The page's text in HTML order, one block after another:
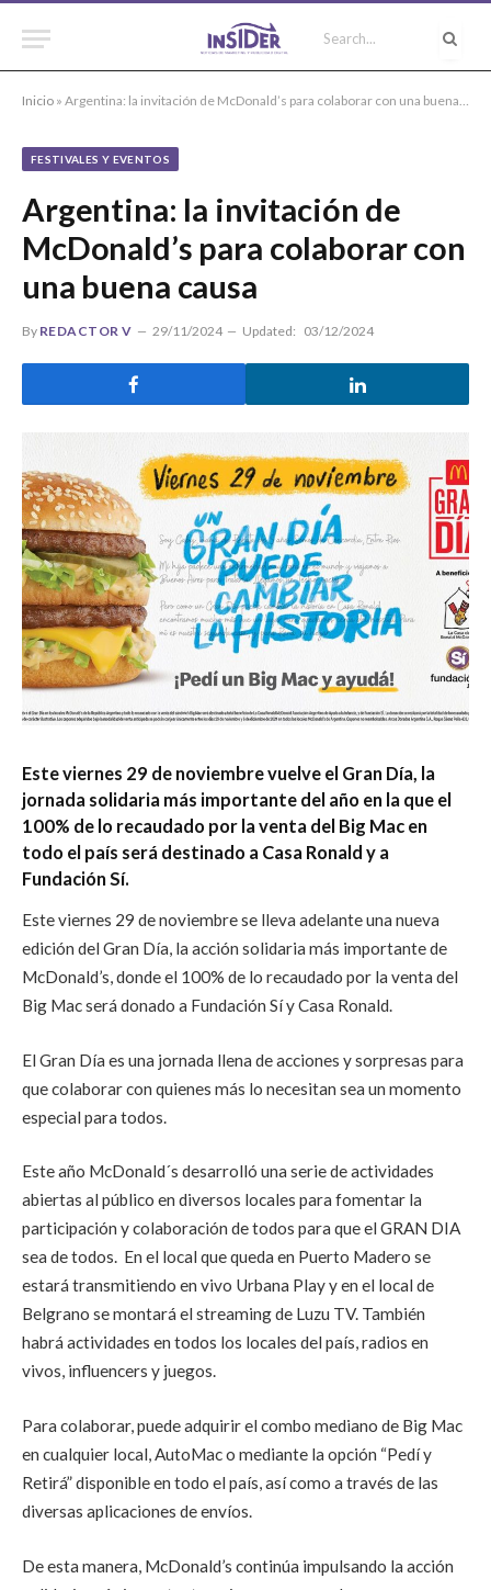
Inicio » Argentina: la invitación de McDonald’s para colaborar con una buena causa
FESTIVALES Y EVENTOS
Argentina: la invitación de
McDonald’s para colaborar con
una buena causa
By REDACTOR V 29/11/2024 Updated: 03/12/2024
Este viernes 29 de noviembre vuelve el Gran Día, la
jornada solidaria más importante del año en la que el
100% de lo recaudado por la venta del Big Mac en
todo el país será destinado a Casa Ronald y a
Fundación Sí.
Este viernes 29 de noviembre se lleva adelante una nueva
edición del Gran Día, la acción solidaria más importante de
McDonald’s, donde el 100% de lo recaudado por la venta del
Big Mac será donado a Fundación Sí y Casa Ronald.
El Gran Día es una jornada llena de acciones y sorpresas para
que colaborar con quienes más lo necesitan sea un momento
especial para todos.
Este año McDonald´s desarrolló una serie de actividades
abiertas al público en diversos locales para fomentar la
participación y colaboración de todos para que el GRAN DIA
sea de todos. En el local que queda en Puerto Madero se
estará transmitiendo en vivo Urbana Play y en el local de
Belgrano se montará el streaming de Luzu TV. También
habrá actividades en todos los locales del país, radios en
vivos, influencers y juegos.
Para colaborar, puede adquirir el combo mediano de Big Mac
en cualquier local, AutoMac o mediante la opción “Pedí y
Retirá” disponible en todo el país, así como a través de las
diversas aplicaciones de envíos.
De esta manera, McDonald’s continúa impulsando la acción